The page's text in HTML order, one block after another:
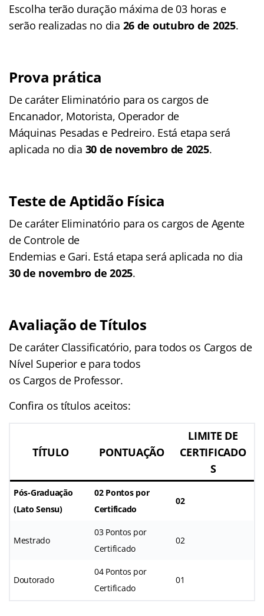
Escolha terão duração máxima de 03 horas e
serão realizadas no dia 26 de outubro de 2025.
Prova prática
De caráter Eliminatório para os cargos de
Encanador, Motorista, Operador de
Máquinas Pesadas e Pedreiro. Está etapa será
aplicada no dia 30 de novembro de 2025.
Teste de Aptidão Física
De caráter Eliminatório para os cargos de Agente
de Controle de
Endemias e Gari. Está etapa será aplicada no dia
30 de novembro de 2025.
Avaliação de Títulos
De caráter Classificatório, para todos os Cargos de
Nível Superior e para todos
os Cargos de Professor.
Confira os títulos aceitos:
TÍTULO PONTUAÇÃO
LIMITE DE
CERTIFICADO
S
Pós-Graduação
(Lato Sensu)
02 Pontos por
Certificado
02
Mestrado
03 Pontos por
Certificado
02
Doutorado
04 Pontos por
Certificado
01